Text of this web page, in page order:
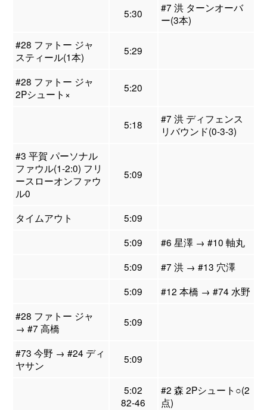
5:30
#7 洪 ターンオーバ
ー(3本)
#28 ファトー ジャ
スティール(1本)
5:29
#28 ファトー ジャ
2Pシュート×
5:20
5:18
#7 洪 ディフェンス
リバウンド(0-3-3)
#3 平賀 パーソナル
ファウル(1-2:0) フリ
ースローオンファウ
ル0
5:09
タイムアウト
5:09
5:09
#6 星澤 → #10 軸丸
5:09
#7 洪 → #13 穴澤
5:09
#12 本橋 → #74 水野
#28 ファトー ジャ
→ #7 高橋
5:09
#73 今野 → #24 ディ
ヤサン
5:09
5:02
82-46
#2 森 2Pシュート○(2
点)